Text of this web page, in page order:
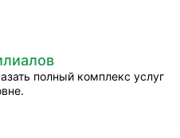
полный комплекс услуг